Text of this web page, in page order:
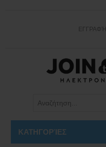
ΕΓΓΡΑΦΉ
ΚΑΤΗΓΟΡΊΕΣ